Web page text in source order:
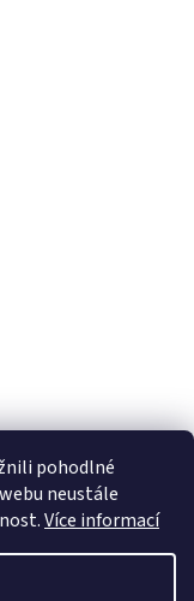
pohodlné
neustále
Více informací